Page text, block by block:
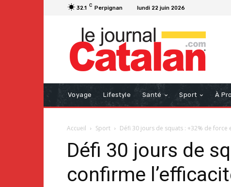
32.1 C Perpignan lundi 22 juin 2026
Voyage Lifestyle Santé Sport À
Accueil Sport Défi 30 jours de squats : +32% de force
Défi 30 jours de
confirme